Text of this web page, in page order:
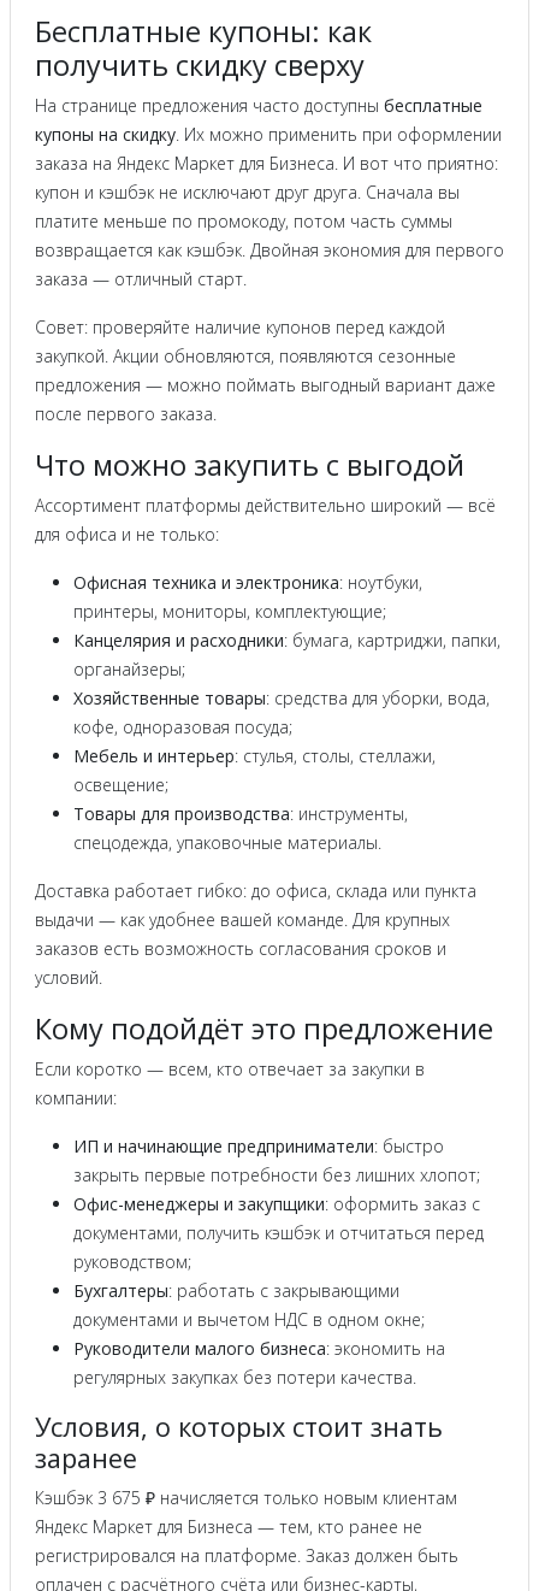
Бесплатные купоны: как
получить скидку сверху
На странице предложения часто доступны бесплатные
купоны на скидку. Их можно применить при оформлении
заказа на Яндекс Маркет для Бизнеса. И вот что приятно:
купон и кэшбэк не исключают друг друга. Сначала вы
платите меньше по промокоду, потом часть суммы
возвращается как кэшбэк. Двойная экономия для первого
заказа — отличный старт.
Совет: проверяйте наличие купонов перед каждой
закупкой. Акции обновляются, появляются сезонные
предложения — можно поймать выгодный вариант даже
после первого заказа.
Что можно закупить с выгодой
Ассортимент платформы действительно широкий — всё
для офиса и не только:
Офисная техника и электроника: ноутбуки,
принтеры, мониторы, комплектующие;
Канцелярия и расходники: бумага, картриджи, папки,
органайзеры;
Хозяйственные товары: средства для уборки, вода,
кофе, одноразовая посуда;
Мебель и интерьер: стулья, столы, стеллажи,
освещение;
Товары для производства: инструменты,
спецодежда, упаковочные материалы.
Доставка работает гибко: до офиса, склада или пункта
выдачи — как удобнее вашей команде. Для крупных
заказов есть возможность согласования сроков и
условий.
Кому подойдёт это предложение
Если коротко — всем, кто отвечает за закупки в
компании:
ИП и начинающие предприниматели: быстро
закрыть первые потребности без лишних хлопот;
Офис-менеджеры и закупщики: оформить заказ с
документами, получить кэшбэк и отчитаться перед
руководством;
Бухгалтеры: работать с закрывающими
документами и вычетом НДС в одном окне;
Руководители малого бизнеса: экономить на
регулярных закупках без потери качества.
Условия, о которых стоит знать
заранее
Кэшбэк 3 675 ₽ начисляется только новым клиентам
Яндекс Маркет для Бизнеса — тем, кто ранее не
регистрировался на платформе. Заказ должен быть
оплачен с расчётного счёта или бизнес-карты,